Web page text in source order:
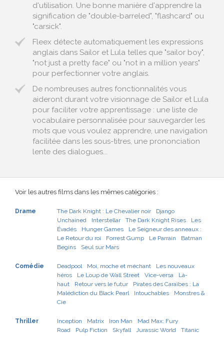
d'utilisation. Une bonne manière d'apprendre la
signification de "double-barreled", "flashcard" ou
"carsick".
Fleex détecte automatiquement les expressions
anglais dans Sailor et Lula telles que "sailor boy",
"not just a pretty face" ou "not in a million years"
pour perfectionner votre anglais.
De nombreuses autres fonctionnalités vous
aideront durant votre visionnage de Sailor et Lula
pour faciliter votre apprentissage : une liste de
vocabulaire personnalisée pour sauvegarder les
mots que vous voulez apprendre, une navigation
facilitée dans les sous-titres, une prononciation
lente des dialogues...
Voir les autres films dans les mêmes catégories :
Drame The Dark Knight : Le Chevalier noir
Django
Unchained
Interstellar The Dark Knight Rises
Les
Évadés
Hunger Games
Le Seigneur des anneaux :
Le Retour du roi
Forrest Gump Le Parrain
Batman
Begins
Seul sur Mars
Comédie Deadpool Moi, moche et méchant
Les nouveaux
héros
Le Loup de Wall Street Vice-versa
Là-
haut
Retour vers le futur
Pirates des Caraïbes : La
Malédiction du Black Pearl
Intouchables
Monstres &
Cie
Thriller Inception Matrix Iron Man
Mad Max: Fury
Road
Pulp Fiction Skyfall Jurassic World Titanic